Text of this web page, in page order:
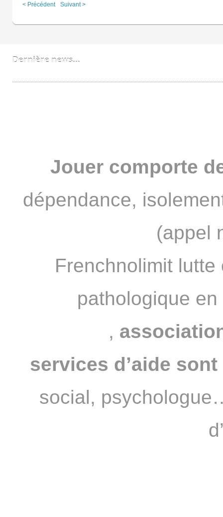
< Précédent Suivant >
Dernière news...
Jouer comporte
dépendance,
(appel
Frenchnolimit
pathologique
,
services d’aide
social,